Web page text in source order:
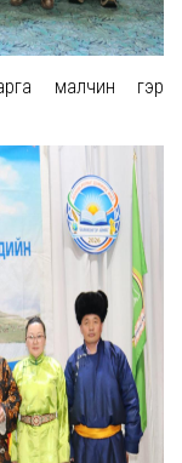
малчин гэр